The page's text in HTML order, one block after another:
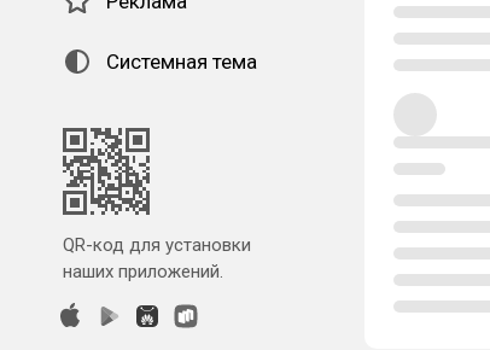
Системная тема
QR-код для установки
наших приложений.